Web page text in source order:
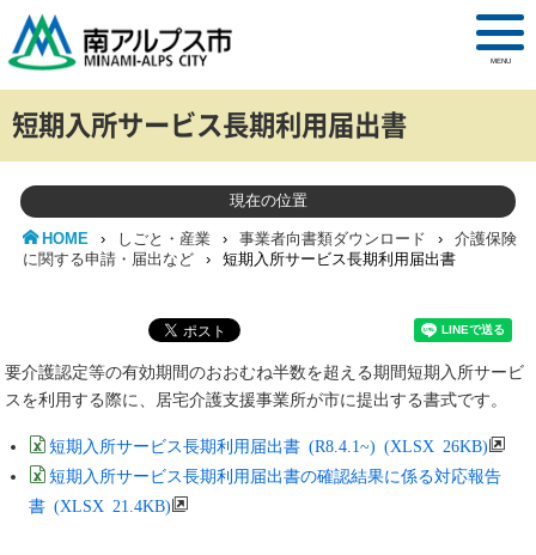
MENU
短期入所サービス長期利用届出書
現在の位置
HOME › しごと・産業 › 事業者向書類ダウンロード ›
介護保険
に関する申請・届出など
› 短期入所サービス長期利用届出書
要介護認定等の有効期間のおおむね半数を超える期間短期入所サービ
スを利用する際に、居宅介護支援事業所が市に提出する書式です。
短期入所サービス長期利用届出書 (R8.4.1~) (XLSX 26KB)
短期入所サービス長期利用届出書の確認結果に係る対応報告
書 (XLSX 21.4KB)